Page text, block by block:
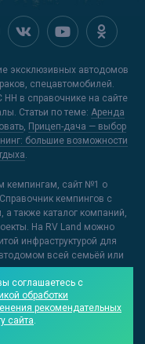
эксклюзивных автодомов
спецавтомобилей.
в справочнике на сайте
Статьи по теме: Аренда
, Прицеп-дача — выбор
большие возможности
.
кемпингам, сайт №1 о
кемпингов с
также каталог компаний,
На RV Land можно
инфраструктурой для
всей семьёй или
куда можно отправиться
Реклама на RV Land
кемпингов
соглашаетесь с
обработки
рекомендательных
сайта.